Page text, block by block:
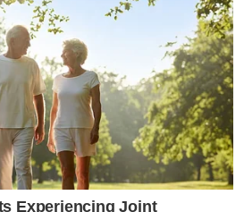
Experiencing Joint